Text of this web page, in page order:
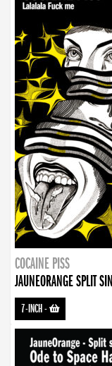
COCAINE PISS
JAUNEORANGE SPLIT
7-INCH-